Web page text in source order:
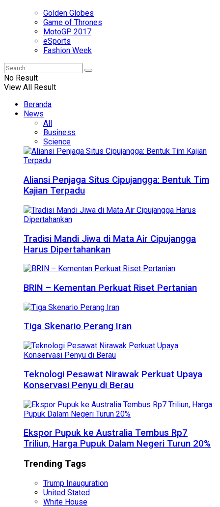
Golden Globes
Game of Thrones
MotoGP 2017
eSports
Fashion Week
No Result
View All Result
Beranda
News
All
Business
Science
Aliansi Penjaga Situs Cipujangga: Bentuk Tim
Kajian Terpadu
Tradisi Mandi Jiwa di Mata Air Cipujangga
Harus Dipertahankan
BRIN – Kementan Perkuat Riset Pertanian
Tiga Skenario Perang Iran
Teknologi Pesawat Nirawak Perkuat Upaya
Konservasi Penyu di Berau
Ekspor Pupuk ke Australia Tembus Rp7
Triliun, Harga Pupuk Dalam Negeri Turun 20%
Trending Tags
Trump Inauguration
United Stated
White House